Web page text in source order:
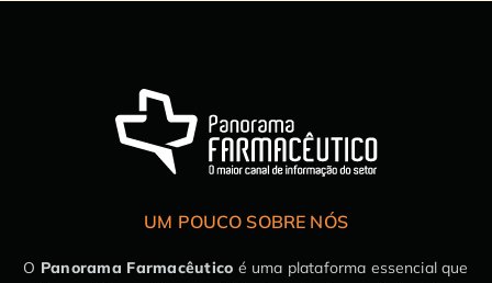
UM POUCO SOBRE NÓS
O Panorama Farmacêutico é uma plataforma essencial que